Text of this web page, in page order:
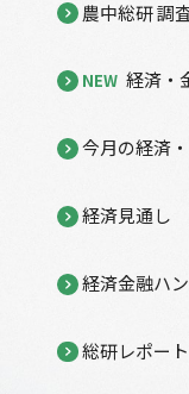
農中総研 調
NEW 経済・
今月の経済
経済見通し
経済金融ハ
総研レポート